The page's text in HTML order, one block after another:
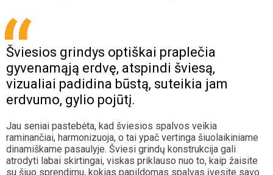
Šviesios grindys optiškai praplečia
gyvenamąją erdvę, atspindi šviesą,
vizualiai padidina būstą, suteikia jam
erdvumo, gylio pojūtį.
Jau seniai pastebėta, kad šviesios spalvos veikia
raminančiai, harmonizuoja, o tai ypač vertinga šiuolaikiniame
dinamiškame pasaulyje. Šviesi grindų konstrukcija gali
atrodyti labai skirtingai, viskas priklauso nuo to, kaip žaisite
su šiuo sprendimu, kokias papildomas spalvas įvesite savo